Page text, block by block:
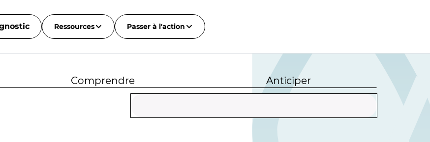
Ressources Passer à l'action
Comprendre Anticiper